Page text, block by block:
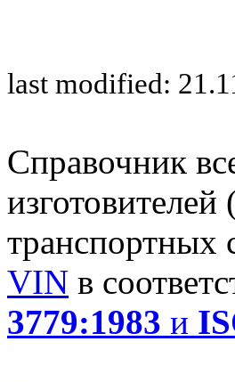
last modified:
Справочник
транспортных
VIN в
3779:1983 и